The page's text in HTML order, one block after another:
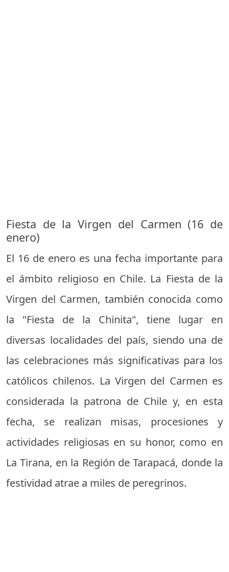
Fiesta de la Virgen del Carmen (16 de
enero)
El 16 de enero es una fecha importante para
el ámbito religioso en Chile. La Fiesta de la
Virgen del Carmen, también conocida como
la "Fiesta de la Chinita", tiene lugar en
diversas localidades del país, siendo una de
las celebraciones más significativas para los
católicos chilenos. La Virgen del Carmen es
considerada la patrona de Chile y, en esta
fecha, se realizan misas, procesiones y
actividades religiosas en su honor, como en
La Tirana, en la Región de Tarapacá, donde la
festividad atrae a miles de peregrinos.